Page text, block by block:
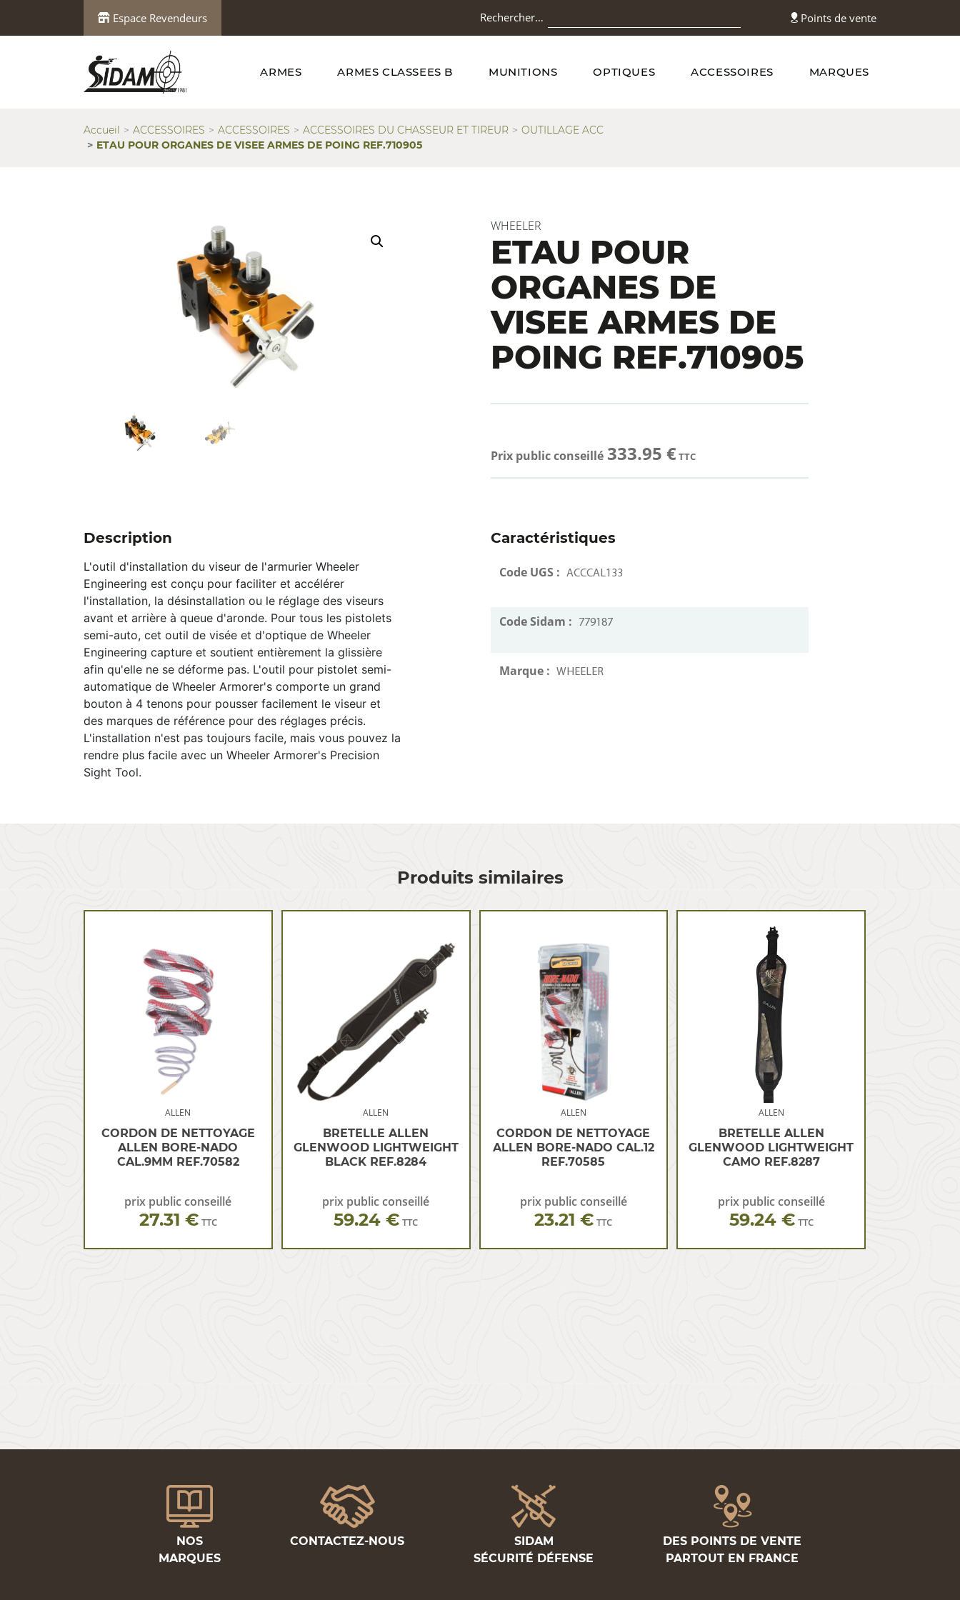
Espace Revendeurs Rechercher… Points de vente
ARMES ARMES CLASSEES B MUNITIONS OPTIQUES ACCESSOIRES MARQUES
Accueil ACCESSOIRES ACCESSOIRES ACCESSOIRES DU CHASSEUR ET TIREUR
OUTILLAGE ACC
ETAU POUR ORGANES DE VISEE ARMES DE POING REF.710905
WHEELER
ETAU POUR
ORGANES DE
VISEE ARMES DE
POING REF.710905
Prix public conseillé 333.95 €TTC
Description
L'outil d'installation du viseur de l'armurier Wheeler
Engineering est conçu pour faciliter et accélérer
l'installation, la désinstallation ou le réglage des viseurs
avant et arrière à queue d'aronde. Pour tous les pistolets
semi-auto, cet outil de visée et d'optique de Wheeler
Engineering capture et soutient entièrement la glissière
afin qu'elle ne se déforme pas. L'outil pour pistolet semi-
automatique de Wheeler Armorer's comporte un grand
bouton à 4 tenons pour pousser facilement le viseur et
des marques de référence pour des réglages précis.
L'installation n'est pas toujours facile, mais vous pouvez la
rendre plus facile avec un Wheeler Armorer's Precision
Sight Tool.
Caractéristiques
Code UGS : ACCCAL133
Code Sidam : 779187
Marque : WHEELER
Produits similaires
ALLEN
CORDON DE NETTOYAGE
ALLEN BORE-NADO
CAL.9MM REF.70582
prix public conseillé
27.31 € TTC
ALLEN
BRETELLE ALLEN
GLENWOOD LIGHTWEIGHT
BLACK REF.8284
prix public conseillé
59.24 € TTC
ALLEN
CORDON DE NETTOYAGE
ALLEN BORE-NADO CAL.12
REF.70585
prix public conseillé
23.21 € TTC
ALLEN
BRETELLE ALLEN
GLENWOOD LIGHTWEIGHT
CAMO REF.8287
prix public conseillé
59.24 € TTC
NOS
MARQUES
CONTACTEZ-NOUS
SIDAM
SÉCURITÉ DÉFENSE
DES POINTS DE VENTE
PARTOUT EN FRANCE